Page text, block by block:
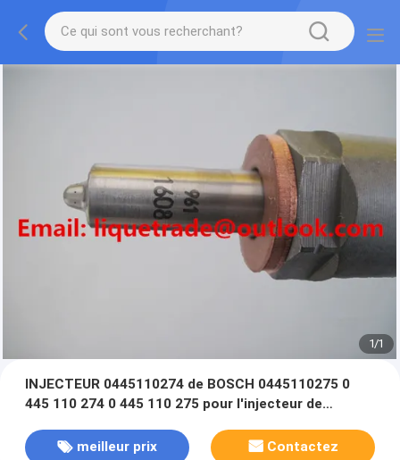
1/1
INJECTEUR 0445110274 de BOSCH 0445110275 0
445 110 274 0 445 110 275 pour l'injecteur de
meilleur prix
Contactez